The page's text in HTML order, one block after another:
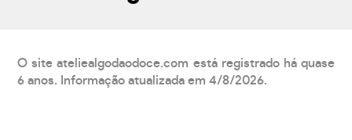
O site ateliealgodaodoce.com está registrado há quase
6 anos. Informação atualizada em 4/8/2026.